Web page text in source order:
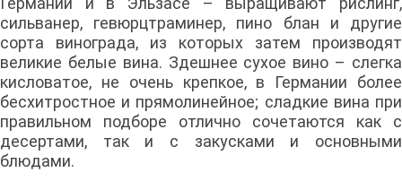
сильванер, гевюрцтраминер, пино блан и другие
сорта винограда, из которых затем производят
великие белые вина. Здешнее сухое вино – слегка
кисловатое, не очень крепкое, в Германии более
бесхитростное и прямолинейное; сладкие вина при
правильном подборе отлично сочетаются как с
десертами, так и с закусками и основными
блюдами.